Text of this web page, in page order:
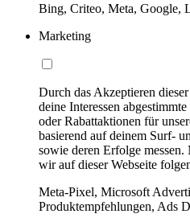
Bing, Criteo, Meta, Google,
Marketing
Durch das Akzeptieren
deine Interessen
oder Rabattaktionen für
basierend auf deinem Surf-
sowie deren Erfolge
wir auf dieser Webseite
Meta-Pixel, Microsoft
Produktempfehlungen, Ads